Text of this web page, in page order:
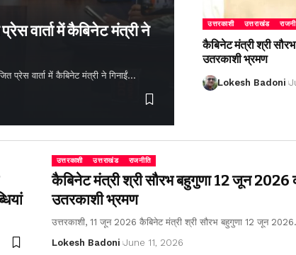
वार्ता में कैबिनेट मंत्री ने
प्रेस वार्ता में कैबिनेट मंत्री ने गिनाईं…
उत्तरकाशी उत्तराखंड
कैबिनेट मंत्री श्री
उतरकाशी भ्रमण
Lokesh Badoni
उत्तरकाशी उत्तराखंड राजनीति
कैबिनेट मंत्री श्री सौरभ बहुगुणा 12 जून 2026
उतरकाशी भ्रमण
उत्तरकाशी, 11 जून 2026 कैबिनेट मंत्री श्री सौरभ बहुगुणा 12 जून
Lokesh Badoni June 11, 2026